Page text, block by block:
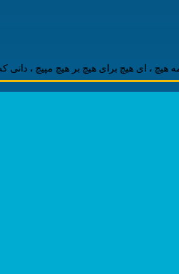
، ‌ای هیچ برای هیچ بر هیچ مپیچ ، دانی که